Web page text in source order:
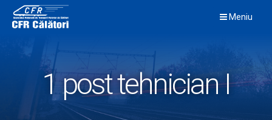
content
Meniu
1 post tehnician I